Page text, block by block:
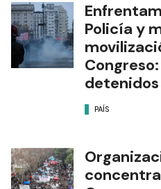
Policía y
detenidos
PAÍS